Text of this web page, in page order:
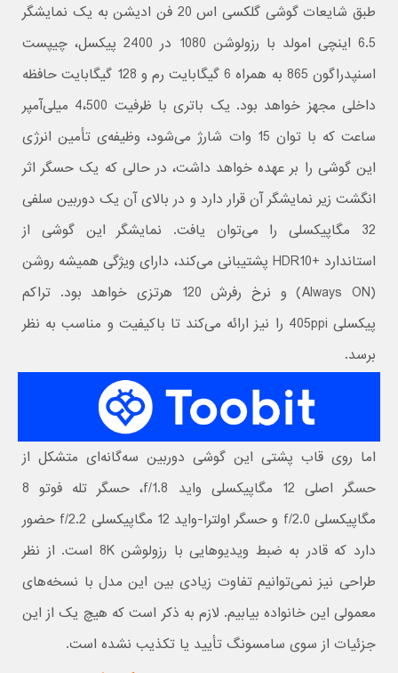
طبق شایعات گوشی گلکسی اس 20 فن ادیشن به یک نمایشگر
6.5 اینچی امولد با رزولوشن 1080 در 2400 پیکسل، چیپست
اسنپدراگون 865 به همراه 6 گیگابایت رم و 128 گیگابایت حافظه
داخلی مجهز خواهد بود. یک باتری با ظرفیت 4،500 میلی‌آمپر
ساعت که با توان 15 وات شارژ می‌شود، وظیفه‌ی تأمین انرژی
این گوشی را بر عهده خواهد داشت، در حالی که یک حسگر اثر
انگشت زیر نمایشگر آن قرار دارد و در بالای آن یک دوربین سلفی
32 مگاپیکسلی را می‌توان یافت. نمایشگر این گوشی از
استاندارد +HDR10 پشتیبانی می‌کند، دارای ویژگی همیشه روشن
(Always ON) و نرخ رفرش 120 هرتزی خواهد بود. تراکم
پیکسلی 405ppi را نیز ارائه می‌کند تا باکیفیت و مناسب به نظر
برسد.
اما روی قاب پشتی این گوشی دوربین سه‌گانه‌ای متشکل از
حسگر اصلی 12 مگاپیکسلی واید f/1.8،‌ حسگر تله فوتو 8
مگاپیکسلی f/2.0 و حسگر اولترا-واید 12 مگاپیکسلی f/2.2 حضور
دارد که قادر به ضبط ویدیوهایی با رزولوشن 8K است. از نظر
طراحی نیز نمی‌توانیم تفاوت زیادی بین این مدل با نسخه‌های
معمولی این خانواده بیابیم. لازم به ذکر است که هیچ یک از این
جزئیات از سوی سامسونگ تأیید یا تکذیب نشده است.